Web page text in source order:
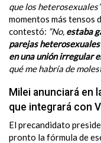
que los heterosexuales”
momentos más tensos
contestó: “No, estaba
parejas heterosexuales
en una unión irregular
qué me habría de
Milei anunciará en
que integrará con
El precandidato
pronto la fórmula de